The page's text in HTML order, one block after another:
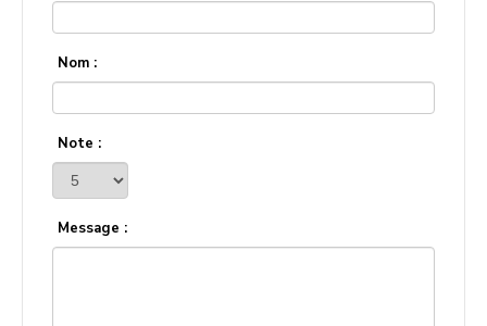
Nom :
Note :
Message :